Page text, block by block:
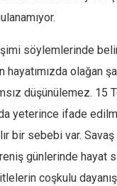
söylemlerinde
hayatımızda olağan
düşünülemez. 15
yeterince ifade
bir sebebi var.
günlerinde hayat
coşkulu